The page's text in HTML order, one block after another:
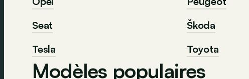
Seat
Škoda
Tesla
Toyota
Modèles populaires